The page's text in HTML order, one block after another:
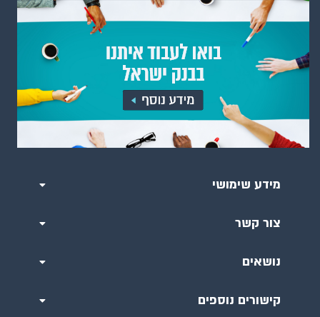
מידע שימושי
צור קשר
נושאים
קישורים נוספים